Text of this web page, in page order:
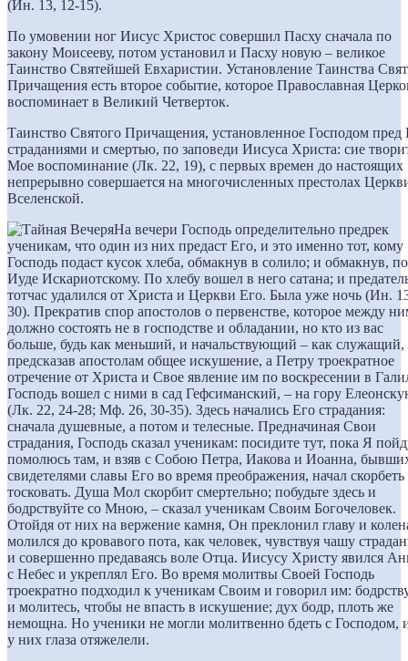
(Ин. 13, 12-15).
По умовении ног Иисус Христос совершил Пасху сначала по
закону Моисееву, потом установил и Пасху новую – великое
Таинство Святейшей Евхаристии. Установление Таинства
Причащения есть второе событие, которое Православная
воспоминает в Великий Четверток.
Таинство Святого Причащения, установленное Господом пред
страданиями и смертью, по заповеди Иисуса Христа: сие
Мое воспоминание (Лк. 22, 19), с первых времен до настоящих
непрерывно совершается на многочисленных престолах
Вселенской.
На вечери Господь определительно предрек
ученикам, что один из них предаст Его, и это именно тот, кому
Господь подаст кусок хлеба, обмакнув в солило; и обмакнув,
Иуде Искариотскому. По хлебу вошел в него сатана; и
тотчас удалился от Христа и Церкви Его. Была уже ночь (Ин.
30). Прекратив спор апостолов о первенстве, которое между
должно состоять не в господстве и обладании, но кто из вас
больше, будь как меньший, и начальствующий – как служащий,
предсказав апостолам общее искушение, а Петру троекратное
отречение от Христа и Свое явление им по воскресении в
Господь вошел с ними в сад Гефсиманский, – на гору
(Лк. 22, 24-28; Мф. 26, 30-35). Здесь начались Его страдания:
сначала душевные, а потом и телесные. Предначиная Свои
страдания, Господь сказал ученикам: посидите тут, пока Я
помолюсь там, и взяв с Собою Петра, Иакова и Иоанна,
свидетелями славы Его во время преображения, начал скорбеть
тосковать. Душа Мол скорбит смертельно; побудьте здесь и
бодрствуйте со Мною, – сказал ученикам Своим Богочеловек.
Отойдя от них на вержение камня, Он преклонил главу и
молился до кровавого пота, как человек, чувствуя чашу
и совершенно предаваясь воле Отца. Иисусу Христу явился
с Небес и укреплял Его. Во время молитвы Своей Господь
троекратно подходил к ученикам Своим и говорил им:
и молитесь, чтобы не впасть в искушение; дух бодр, плоть же
немощна. Но ученики не могли молитвенно бдеть с Господом,
у них глаза отяжелели.